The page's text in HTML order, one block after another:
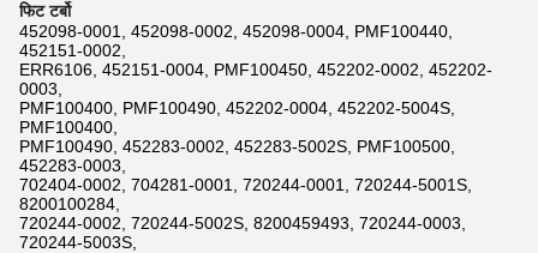
फिट टर्बो
452098-0001, 452098-0002, 452098-0004, PMF100440,
452151-0002,
ERR6106, 452151-0004, PMF100450, 452202-0002, 452202-
0003,
PMF100400, PMF100490, 452202-0004, 452202-5004S,
PMF100400,
PMF100490, 452283-0002, 452283-5002S, PMF100500,
452283-0003,
702404-0002, 704281-0001, 720244-0001, 720244-5001S,
8200100284,
720244-0002, 720244-5002S, 8200459493, 720244-0003,
720244-5003S,